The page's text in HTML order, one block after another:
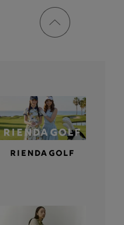
ページ
トップ